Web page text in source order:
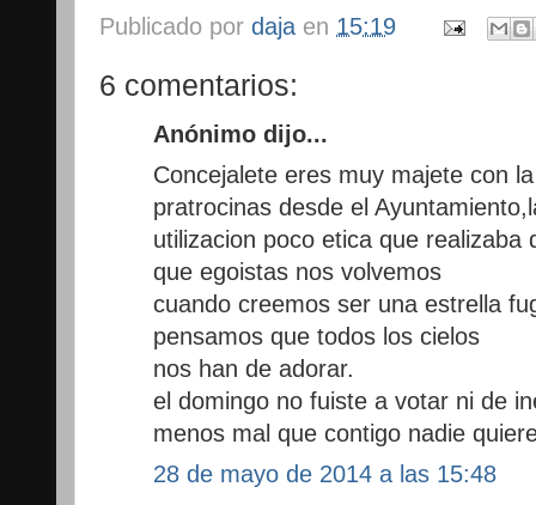
Publicado por daja en 15:19
6 comentarios:
Anónimo dijo...
Concejalete eres muy majete con
pratrocinas desde el
utilizacion poco etica que
que egoistas nos volvemos
cuando creemos ser una estrella
pensamos que todos los cielos
nos han de adorar.
el domingo no fuiste a votar ni de
menos mal que contigo nadie
28 de mayo de 2014 a las 15:48